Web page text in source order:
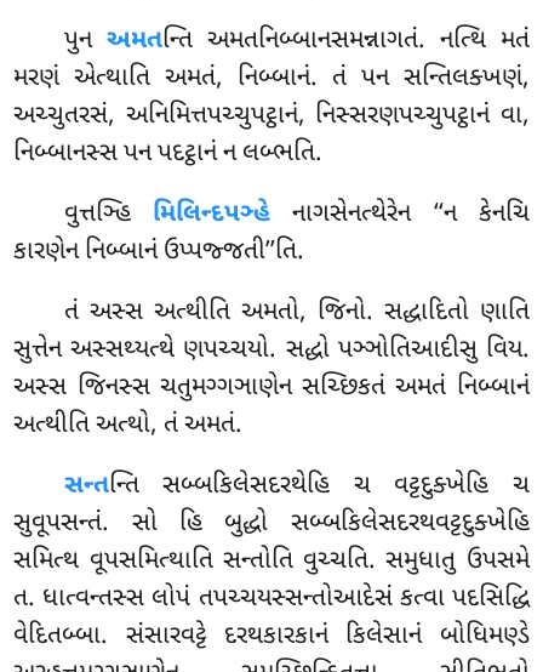
પુન અમતન્તિ અમતનિબ્બાનસમન્નાગતં. નત્થિ મતં
મરણં એત્થાતિ અમતં, નિબ્બાનં. તં પન સન્તિલક્ખણં,
અચ્ચુતરસં, અનિમિત્તપચ્ચુપટ્ઠાનં, નિસ્સરણપચ્ચુપટ્ઠાનં વા,
નિબ્બાનસ્સ પન પદટ્ઠાનં ન લબ્ભતિ.
વુત્તઞ્હિ મિલિન્દપઞ્હે નાગસેનત્થેરેન ‘‘ન કેનચિ
કારણેન નિબ્બાનં ઉપ્પજ્જતી’’તિ.
તં અસ્સ અત્થીતિ અમતો, જિનો. સદ્ધાદિતો ણાતિ
સુત્તેન અસ્સથ્યત્થે ણપચ્ચયો. સદ્ધો પઞ્ઞોતિઆદીસુ વિય.
અસ્સ જિનસ્સ ચતુમગ્ગઞાણેન સચ્છિકતં અમતં નિબ્બાનં
અત્થીતિ અત્થો, તં અમતં.
સન્તન્તિ સબ્બકિલેસદરથેહિ ચ વટ્ટદુક્ખેહિ ચ
સુવૂપસન્તં. સો હિ બુદ્ધો સબ્બકિલેસદરથવટ્ટદુક્ખેહિ
સમિત્થ વૂપસમિત્થાતિ સન્તોતિ વુચ્ચતિ. સમુધાતુ ઉપસમે
ત. ધાત્વન્તસ્સ લોપં તપચ્ચયસ્સન્તોઆદેસં કત્વા પદસિદ્ધિ
વેદિતબ્બા. સંસારવટ્ટે દરથકારકાનં કિલેસાનં બોધિમણ્ડે